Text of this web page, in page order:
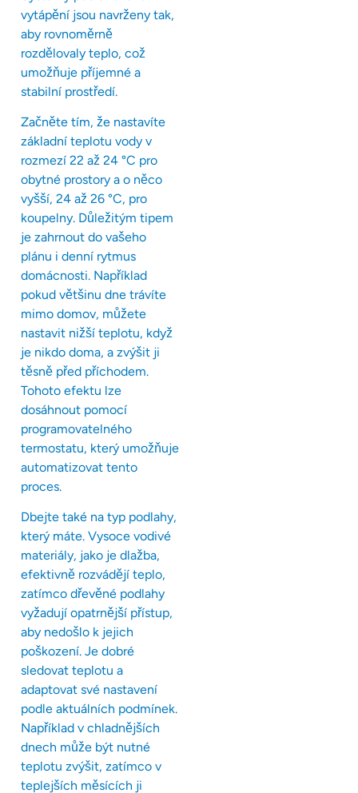
vytápění jsou navrženy tak,
aby rovnoměrně
rozdělovaly teplo, což
umožňuje příjemné a
stabilní prostředí.
Začněte tím, že nastavíte
základní teplotu vody v
rozmezí 22 až 24 °C pro
obytné prostory a o něco
vyšší, 24 až 26 °C, pro
koupelny. Důležitým tipem
je zahrnout do vašeho
plánu i denní rytmus
domácnosti. Například
pokud většinu dne trávíte
mimo domov, můžete
nastavit nižší teplotu, když
je nikdo doma, a zvýšit ji
těsně před příchodem.
Tohoto efektu lze
dosáhnout pomocí
programovatelného
termostatu, který umožňuje
automatizovat tento
proces.
Dbejte také na typ podlahy,
který máte. Vysoce vodivé
materiály, jako je dlažba,
efektivně rozvádějí teplo,
zatímco dřevěné podlahy
vyžadují opatrnější přístup,
aby nedošlo k jejich
poškození. Je dobré
sledovat teplotu a
adaptovat své nastavení
podle aktuálních podmínek.
Například v chladnějších
dnech může být nutné
teplotu zvýšit, zatímco v
teplejších měsících ji